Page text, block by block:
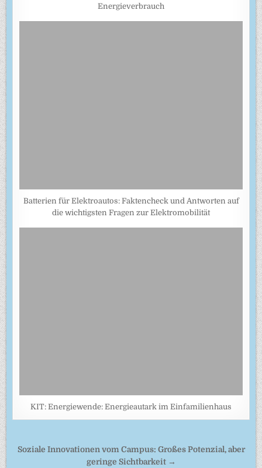
Energieverbrauch
Batterien für Elektroautos: Faktencheck und Antworten auf
die wichtigsten Fragen zur Elektromobilität
KIT: Energiewende: Energieautark im Einfamilienhaus
Beitragsnavigation
Soziale Innovationen vom Campus: Großes Potenzial, aber
geringe Sichtbarkeit →